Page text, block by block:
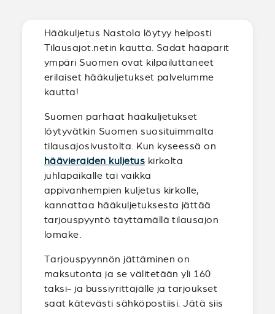
Hääkuljetus Nastola löytyy helposti
Tilausajot.netin kautta. Sadat hääparit
ympäri Suomen ovat kilpailuttaneet
erilaiset hääkuljetukset palvelumme
kautta!
Suomen parhaat hääkuljetukset
löytyvätkin Suomen suosituimmalta
tilausajosivustolta. Kun kyseessä on
häävieraiden kuljetus kirkolta
juhlapaikalle tai vaikka
appivanhempien kuljetus kirkolle,
kannattaa hääkuljetuksesta jättää
tarjouspyyntö täyttämällä tilausajon
lomake.
Tarjouspyynnön jättäminen on
maksutonta ja se välitetään yli 160
taksi- ja bussiyrittäjälle ja tarjoukset
saat kätevästi sähköpostiisi. Jätä siis